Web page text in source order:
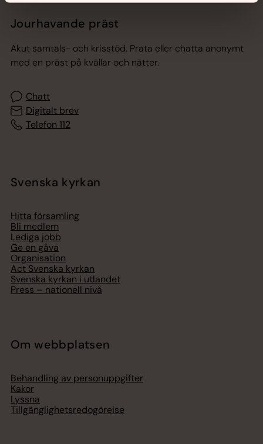
Jourhavande präst
Akut samtals- och krisstöd. Prata eller chatta anonymt
med en präst på kvällar och nätter.
Chatt
Digitalt brev
Telefon 112
Svenska kyrkan
Hitta församling
Bli medlem
Lediga jobb
Ge en gåva
Organisation
Act Svenska kyrkan
Svenska kyrkan i utlandet
Press – nationell nivå
Om webbplatsen
Behandling av personuppgifter
Kakor
Lyssna
Tillgänglighetsredogörelse